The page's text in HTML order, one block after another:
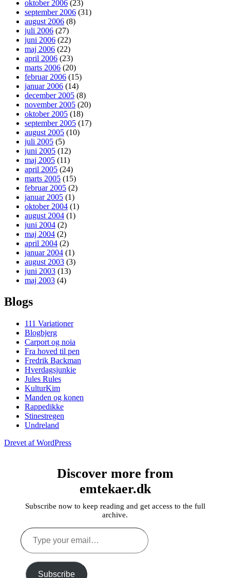
oktober 2006 (23)
september 2006 (31)
august 2006 (8)
juli 2006 (27)
juni 2006 (22)
maj 2006 (22)
april 2006 (23)
marts 2006 (20)
februar 2006 (15)
januar 2006 (14)
december 2005 (8)
november 2005 (20)
oktober 2005 (18)
september 2005 (17)
august 2005 (10)
juli 2005 (5)
juni 2005 (12)
maj 2005 (11)
april 2005 (24)
marts 2005 (15)
februar 2005 (2)
januar 2005 (1)
oktober 2004 (1)
august 2004 (1)
juni 2004 (2)
maj 2004 (2)
april 2004 (2)
januar 2004 (1)
august 2003 (3)
juni 2003 (13)
maj 2003 (4)
Blogs
111 Variationer
Blogbjerg
Carport og noia
Fra hoved til pen
Fredrik Backman
Hverdagsjunkie
Jules Rules
KulturKim
Manden og konen
Rappedikke
Stinestregen
Undreland
Drevet af WordPress
Discover more from
emtekaer.dk
Subscribe now to keep reading and get access to the full
archive.
Type
your
email…
Subscribe